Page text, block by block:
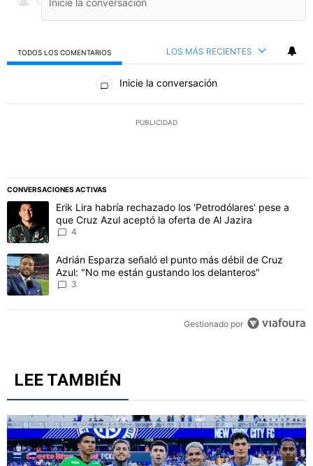
TODOS LOS COMENTARIOS LOS MÁS RECIENTES
Todos los comentarios
Inicie la conversación
PUBLICIDAD
CONVERSACIONES ACTIVAS
Este listado muestra los artículos con más comentarios en los
Un artículo de tendencia con el título "Erik Lira habría rechazado
Erik Lira habría rechazado los 'Petrodólares' pese a
que Cruz Azul aceptó la oferta de Al Jazira
4
Un artículo de tendencia con el título "Adrián Esparza señaló el
Adrián Esparza señaló el punto más débil de Cruz
Azul: "No me están gustando los delanteros"
3
Gestionado por
LEE TAMBIÉN